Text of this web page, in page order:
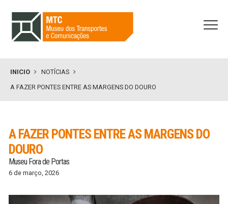
INICIO
NOTÍCIAS
A FAZER PONTES ENTRE AS MARGENS DO DOURO
A FAZER PONTES ENTRE AS MARGENS DO
DOURO
Museu Fora de Portas
6 de março, 2026